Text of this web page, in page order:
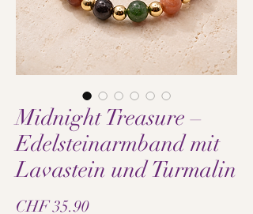
Midnight Treasure –
Edelsteinarmband mit
Lavastein und Turmalin
CHF 35.90Preis